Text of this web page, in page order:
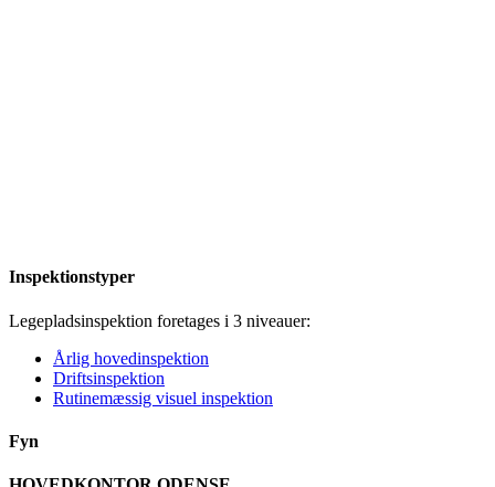
Inspektionstyper
Legepladsinspektion foretages i 3 niveauer:
Årlig hovedinspektion
Driftsinspektion
Rutinemæssig visuel inspektion
Fyn